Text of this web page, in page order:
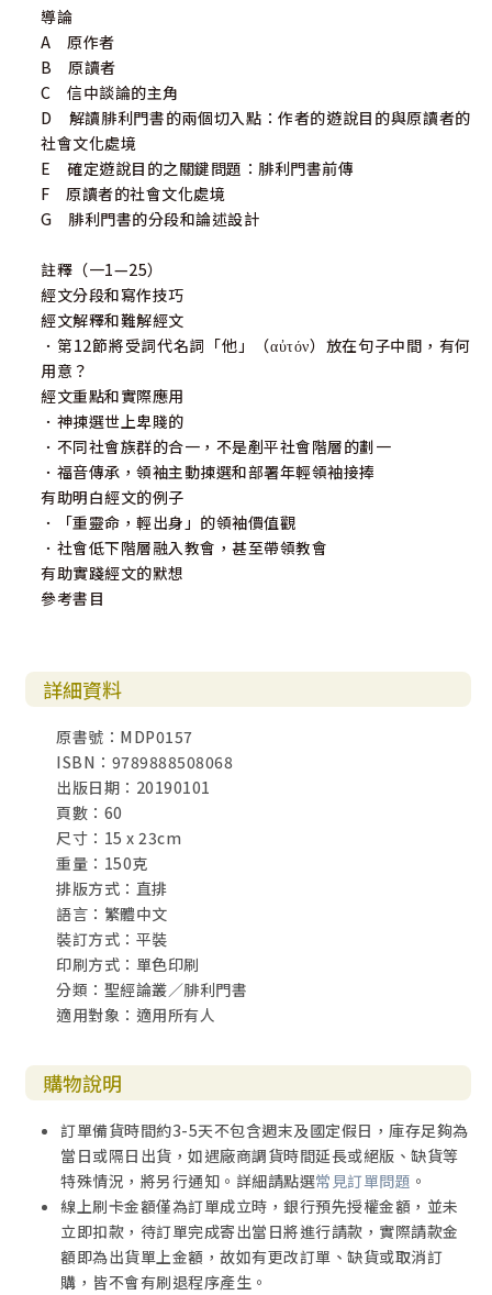
導論
A 原作者
B 原讀者
C 信中談論的主角
D 解讀腓利門書的兩個切入點：作者的遊說目的與原讀者的
社會文化處境
E 確定遊說目的之關鍵問題：腓利門書前傳
F 原讀者的社會文化處境
G 腓利門書的分段和論述設計
註釋（一1—25）
經文分段和寫作技巧
經文解釋和難解經文
．第12節將受詞代名詞「他」（αὐτόν）放在句子中間，有何
用意？
經文重點和實際應用
．神揀選世上卑賤的
．不同社會族群的合一，不是剷平社會階層的劃一
．福音傳承，領袖主動揀選和部署年輕領袖接捧
有助明白經文的例子
．「重靈命，輕出身」的領袖價值觀
．社會低下階層融入教會，甚至帶領教會
有助實踐經文的默想
參考書目
詳細資料
原書號：MDP0157
ISBN：9789888508068
出版日期：20190101
頁數：60
尺寸：15 x 23cm
重量：150克
排版方式：直排
語言：繁體中文
裝訂方式：平裝
印刷方式：單色印刷
分類：聖經論叢／腓利門書
適用對象：適用所有人
購物說明
訂單備貨時間約3-5天不包含週末及國定假日，庫存足夠為
當日或隔日出貨，如遇廠商調貨時間延長或絕版、缺貨等
特殊情況，將另行通知。詳細請點選常見訂單問題 。
線上刷卡金額僅為訂單成立時，銀行預先授權金額，並未
立即扣款，待訂單完成寄出當日將進行請款，實際請款金
額即為出貨單上金額，故如有更改訂單、缺貨或取消訂
購，皆不會有刷退程序產生。